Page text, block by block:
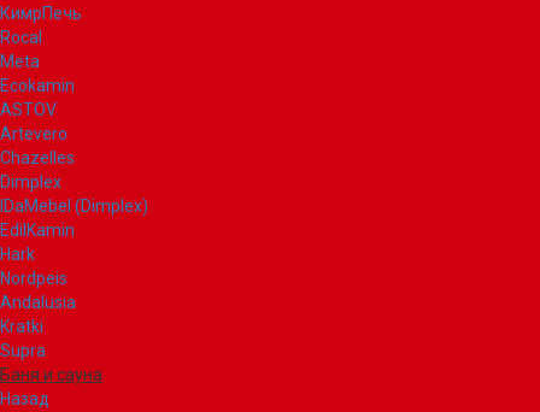
КимрПечь
Rocal
Meta
Ecokamin
ASTOV
Artevero
Chazelles
Dimplex
IDaMebel (Dimplex)
EdilKamin
Hark
Nordpeis
Andalusia
Kratki
Supra
Баня и сауна
Назад